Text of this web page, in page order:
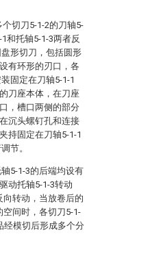
切刀5-1-2的刀轴5-
和托轴5-1-3两者反
形切刀，包括圆形
有环形的刃口，各
固定在刀轴5-1-1
刀座本体，在刀座
，槽口两侧的部分
沉头螺钉孔和连接
持固定在刀轴5-1-1
节。
5-1-3的后端均设有
动托轴5-1-3转动
向转动，当放卷后的
空间时，各切刀5-1-
经模切后形成多个分